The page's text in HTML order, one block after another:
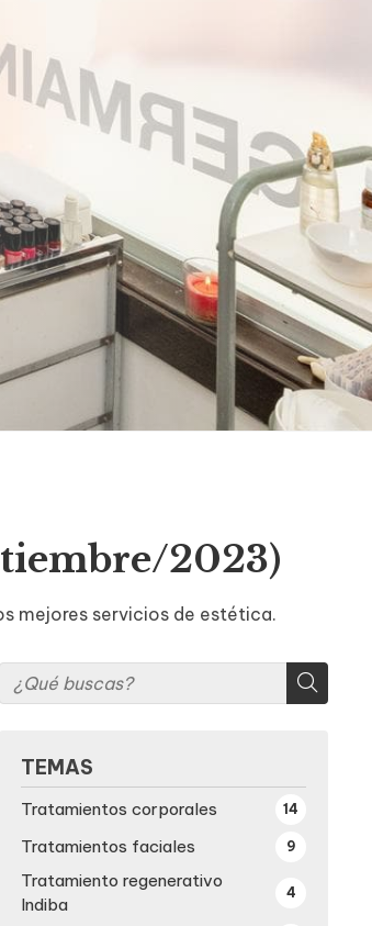
2023)
mejores servicios de estética.
TEMAS
Tratamientos corporales 14
Tratamientos faciales 9
Tratamiento regenerativo
Indiba
4